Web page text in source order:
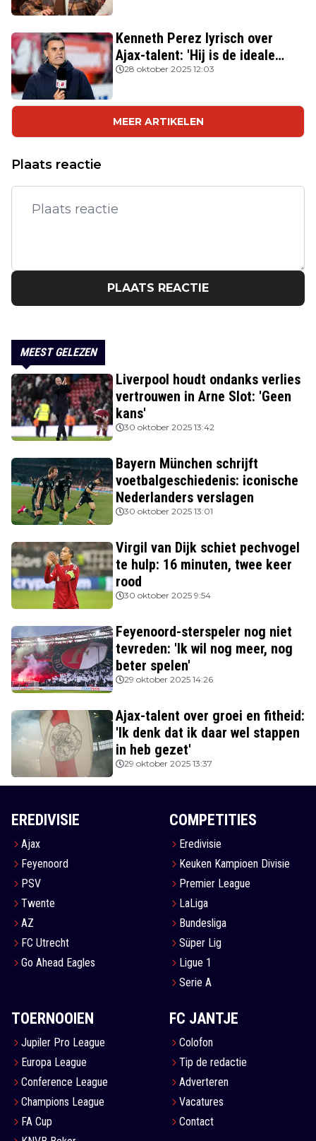
Kenneth Perez lyrisch over
Ajax-talent: 'Hij is de ideale
Nederlandse verdediger'
28 oktober 2025 12:03
MEER ARTIKELEN
Plaats reactie
PLAATS REACTIE
MEEST GELEZEN
Liverpool houdt ondanks verlies
vertrouwen in Arne Slot: 'Geen
kans'
30 oktober 2025 13:42
Bayern München schrijft
voetbalgeschiedenis: iconische
Nederlanders verslagen
30 oktober 2025 13:01
Virgil van Dijk schiet pechvogel
te hulp: 16 minuten, twee keer
rood
30 oktober 2025 9:54
Feyenoord-sterspeler nog niet
tevreden: 'Ik wil nog meer, nog
beter spelen'
29 oktober 2025 14:26
Ajax-talent over groei en fitheid:
'Ik denk dat ik daar wel stappen
in heb gezet'
29 oktober 2025 13:37
EREDIVISIE
Ajax
Feyenoord
PSV
Twente
AZ
FC Utrecht
Go Ahead Eagles
COMPETITIES
Eredivisie
Keuken Kampioen Divisie
Premier League
LaLiga
Bundesliga
Süper Lig
Ligue 1
Serie A
TOERNOOIEN
Jupiler Pro League
Europa League
Conference League
Champions League
FA Cup
FC JANTJE
Colofon
Tip de redactie
Adverteren
Vacatures
Contact